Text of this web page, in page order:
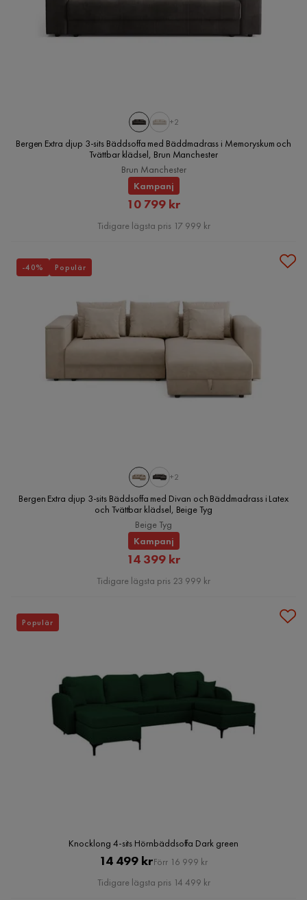
+2
Bergen Extra djup 3-sits Bäddsoffa med Bäddmadrass i Memoryskum och
Tvättbar klädsel, Brun Manchester
Brun Manchester
Kampanj
Rabatterat
Pris
10 799 kr
Tidigare lägsta pris 17 999 kr
+2
Bergen Extra djup 3-sits Bäddsoffa med Divan och Bäddmadrass i Latex
och Tvättbar klädsel, Beige Tyg
Beige Tyg
Kampanj
Rabatterat
Pris
14 399 kr
Tidigare lägsta pris 23 999 kr
-40% Populär
Knocklong 4-sits Hörnbäddsoffa Dark green
Pris
14 499 krOriginal
Pris
Förr 16 999 kr
Tidigare lägsta pris 14 499 kr
Populär